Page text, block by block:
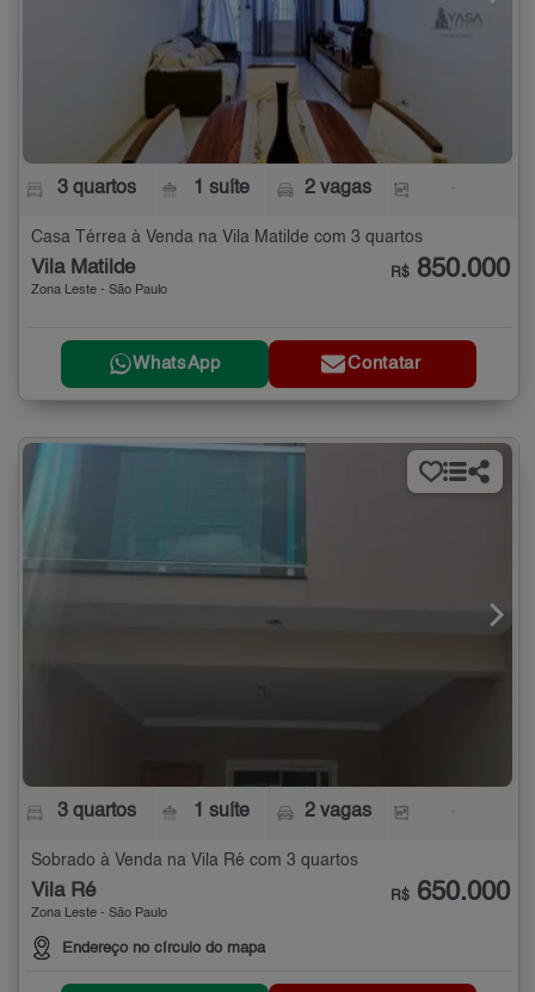
3 quartos 1 suíte 2 vagas
Casa Térrea à Venda na Vila Matilde com 3 quartos
Vila Matilde
Zona Leste - São Paulo
R$ 850.000
WhatsApp Contatar
3 quartos 1 suíte 2 vagas
Sobrado à Venda na Vila Ré com 3 quartos
Vila Ré
Zona Leste - São Paulo
Endereço no círculo do mapa
R$ 650.000